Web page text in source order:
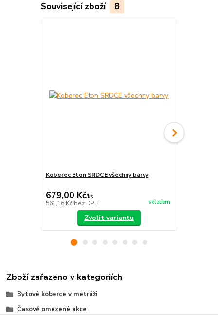
Související zboží 8
Koberec Eton SRDCE všechny barvy
679,00 Kč/ks
561,16 Kč bez DPH skladem
Zvolit variantu
Zboží zařazeno v kategoriích
Bytové koberce v metráži
Časově omezené akce